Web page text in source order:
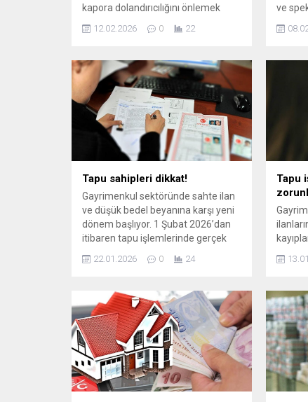
kapora dolandırıcılığını önlemek
Doğrulama Sistemi" (EİDS) için geri
Devlet doğrulaması yapılmayan
hiçbir gayrimenkul ilanı yayına
alınamayacak
12.02.2026 0 22
ve
EİDS,
Tapu sahipleri dikkat!
Gayrimenkul sektöründe sahte ilan
ve düşük bedel beyanına karşı yeni
dönem başlıyor. 1 Şubat 2026’dan
itibaren tapu işlemlerinde gerçek
hale gelirken, taşınmaz ilanları
yayımlanabilecek.
22.01.2026 0 24
Tapu
gerçek
takibe
e-